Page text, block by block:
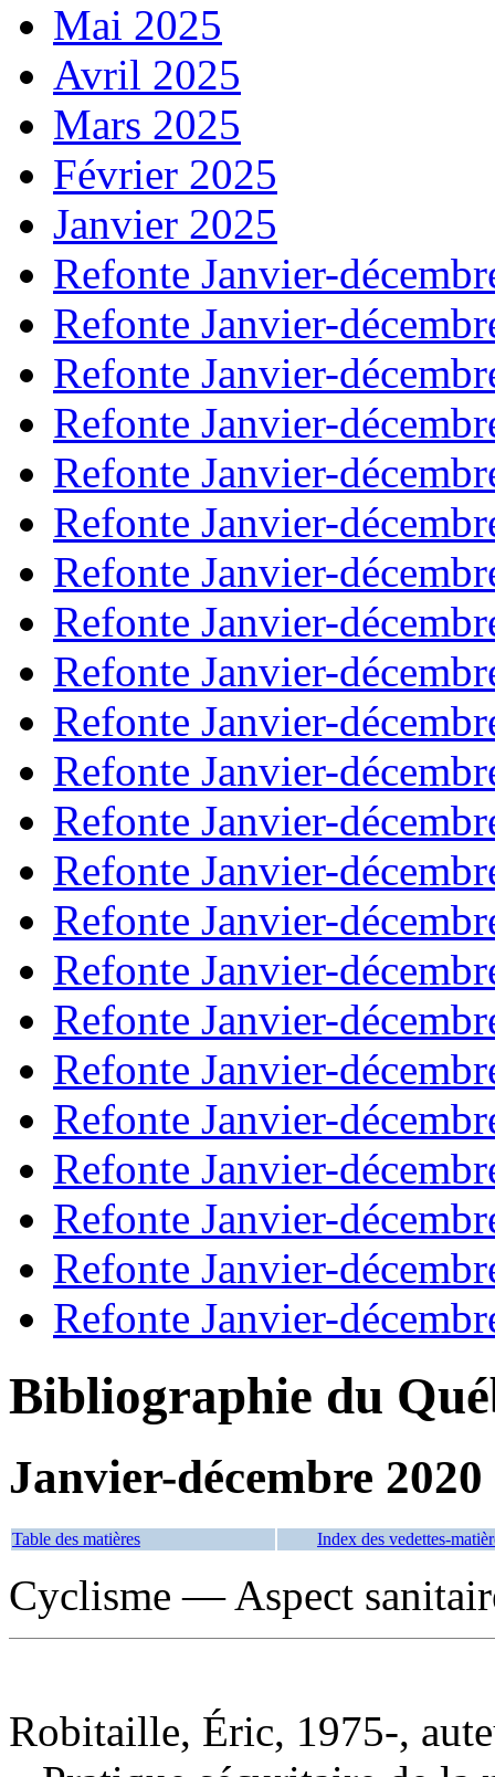
Mai 2025
Avril 2025
Mars 2025
Février 2025
Janvier 2025
Refonte Janvier-
Refonte Janvier-
Refonte Janvier-
Refonte Janvier-
Refonte Janvier-
Refonte Janvier-
Refonte Janvier-
Refonte Janvier-
Refonte Janvier-
Refonte Janvier-
Refonte Janvier-
Refonte Janvier-
Refonte Janvier-
Refonte Janvier-
Refonte Janvier-
Refonte Janvier-
Refonte Janvier-
Refonte Janvier-
Refonte Janvier-
Refonte Janvier-
Refonte Janvier-
Refonte Janvier-
Bibliographie du
Janvier-décembre 2020
Table des matières Index des vedettes-
Cyclisme — Aspect
Robitaille, Éric, 1975-,